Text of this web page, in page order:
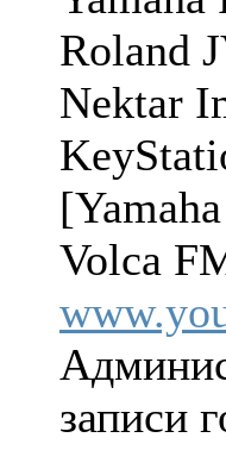
Roland
Nektar
Volca
записи